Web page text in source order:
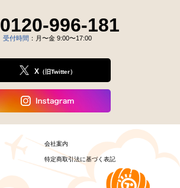
0120-996-181
受付時間 ：月〜金 9:00〜17:00
X（旧Twitter）
会社案内
特定商取引法に基づく表記